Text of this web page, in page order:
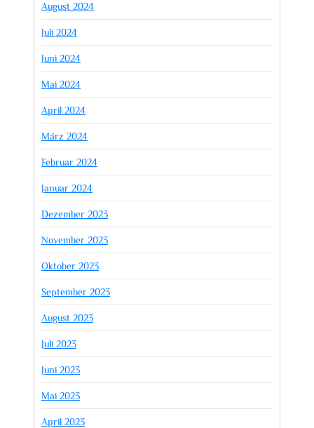
August 2024
Juli 2024
Juni 2024
Mai 2024
April 2024
März 2024
Februar 2024
Januar 2024
Dezember 2023
November 2023
Oktober 2023
September 2023
August 2023
Juli 2023
Juni 2023
Mai 2023
April 2023